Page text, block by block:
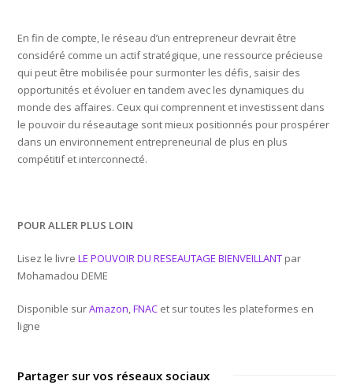
En fin de compte, le réseau d’un entrepreneur devrait être
considéré comme un actif stratégique, une ressource précieuse
qui peut être mobilisée pour surmonter les défis, saisir des
opportunités et évoluer en tandem avec les dynamiques du
monde des affaires. Ceux qui comprennent et investissent dans
le pouvoir du réseautage sont mieux positionnés pour prospérer
dans un environnement entrepreneurial de plus en plus
compétitif et interconnecté.
POUR ALLER PLUS LOIN
Lisez le livreLE POUVOIR DU RESEAUTAGE BIENVEILLANT par
Mohamadou DEME
Disponible surAmazon,FNAC et sur toutes les plateformes en
ligne
Partager sur vos réseaux sociaux